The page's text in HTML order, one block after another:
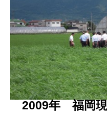
2009年 福岡現